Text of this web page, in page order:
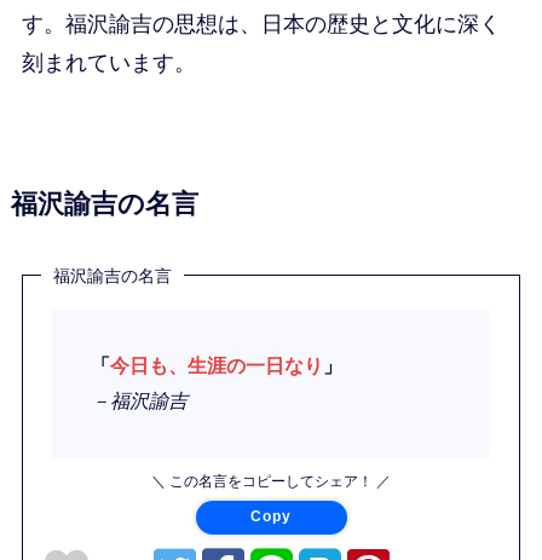
す。福沢諭吉の思想は、日本の歴史と文化に深く
刻まれています。
福沢諭吉の名言
福沢諭吉の名言
「今日も、生涯の一日なり 」
－福沢諭吉
＼ この名言をコピーしてシェア！ ／
Copy